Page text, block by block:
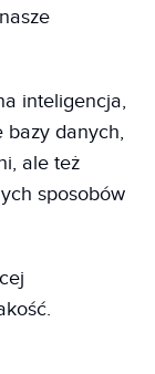
inteligencja,
bazy danych,
ale też
sposobów